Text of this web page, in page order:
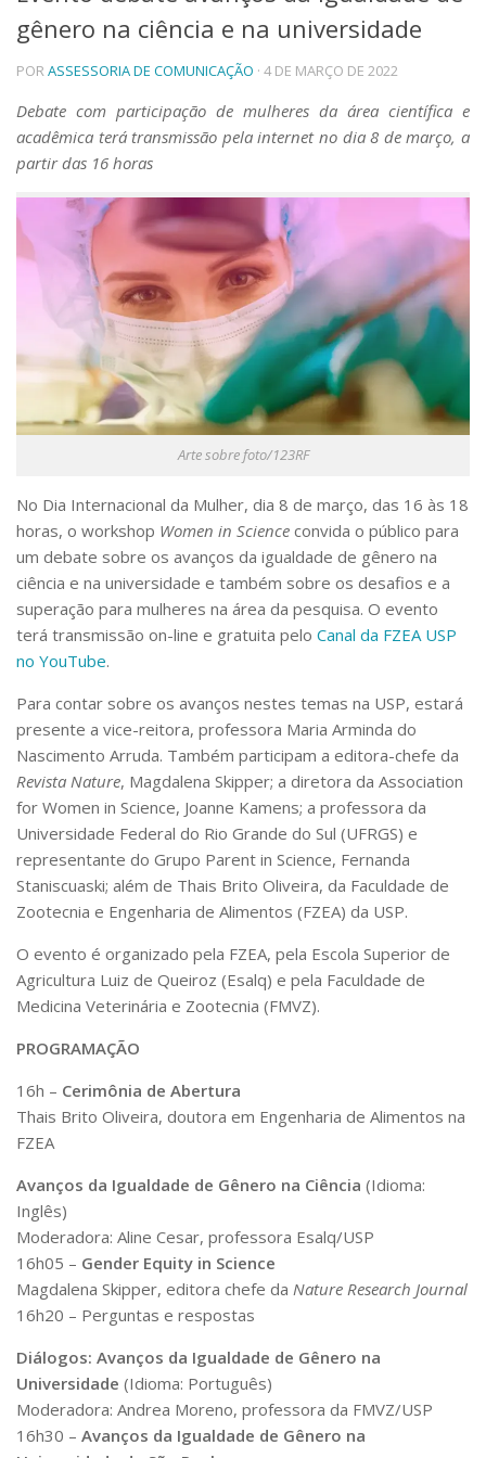
Telefones e Mapas
Pessoas
Ensino
Graduação
Pós-Graduação
Educação a distância
Pesquisa e Inovação
Linhas de Pesquisa
Centros, Núcleos e Projetos em Rede
Pós-doutorado
Iniciação Científica
Transferência de Tecnologia
Empresas Juniores
Extensão à Comunidade
Projetos, Programas e Cursos
Artes, Cultura e Esportes
Museus e Espaços Interativos
Serviços
Bibliotecas
Apoio ao Estudante
Segurança, Trânsito e Prevenção
Outros serviços
Comunicação
Aplicativos e Sites
Jornal da USP
Agenda de Eventos
Defesa de Teses
gênero na ciência e na universidade
PORASSESSORIA DE COMUNICAÇÃO · 4 DE MARÇO DE 2022
Debate com participação de mulheres da área científica e
acadêmica terá transmissão pela internet no dia 8 de março, a
partir das 16 horas
Arte sobre foto/123RF
No Dia Internacional da Mulher, dia 8 de março, das 16 às 18
horas, o workshop Women in Science convida o público para
um debate sobre os avanços da igualdade de gênero na
ciência e na universidade e também sobre os desafios e a
superação para mulheres na área da pesquisa. O evento
terá transmissão on-line e gratuita pelo Canal da FZEA USP
no YouTube.
Para contar sobre os avanços nestes temas na USP, estará
presente a vice-reitora, professora Maria Arminda do
Nascimento Arruda. Também participam a editora-chefe da
Revista Nature, Magdalena Skipper; a diretora da Association
for Women in Science, Joanne Kamens; a professora da
Universidade Federal do Rio Grande do Sul (UFRGS) e
representante do Grupo Parent in Science, Fernanda
Staniscuaski; além de Thais Brito Oliveira, da Faculdade de
Zootecnia e Engenharia de Alimentos (FZEA) da USP.
O evento é organizado pela FZEA, pela Escola Superior de
Agricultura Luiz de Queiroz (Esalq) e pela Faculdade de
Medicina Veterinária e Zootecnia (FMVZ).
PROGRAMAÇÃO
16h – Cerimônia de Abertura
Thais Brito Oliveira, doutora em Engenharia de Alimentos na
FZEA
Avanços da Igualdade de Gênero na Ciência (Idioma:
Inglês)
Moderadora: Aline Cesar, professora Esalq/USP
16h05 – Gender Equity in Science
Magdalena Skipper, editora chefe da Nature Research Journal
16h20 – Perguntas e respostas
Diálogos: Avanços da Igualdade de Gênero na
Universidade (Idioma: Português)
Moderadora: Andrea Moreno, professora da FMVZ/USP
16h30 – Avanços da Igualdade de Gênero na